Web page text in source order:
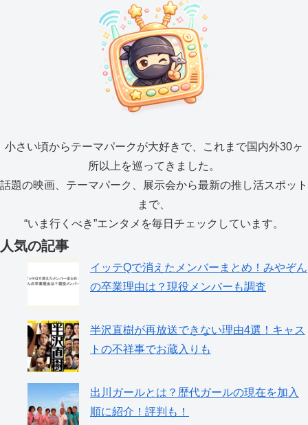
小さい頃からテーマパークが大好きで、これまで国内外30ヶ
所以上を巡ってきました。
話題の映画、テーマパーク、展示会から最新の推し活スポット
まで、
“いま行くべき”エンタメを毎日チェックしています。
人気の記事
イッテQで消えたメンバーまとめ！みやぞん
の卒業理由は？現役メンバーも調査
半沢直樹が再放送できない理由4選！キャス
トの不祥事でお蔵入りも
出川ガールとは？歴代ガールの現在を加入
順に紹介！評判も！